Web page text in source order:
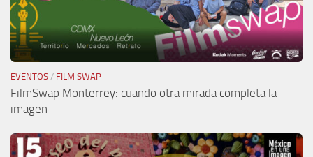
EVENTOS / FILM SWAP
FilmSwap Monterrey: cuando otra mirada completa la
imagen